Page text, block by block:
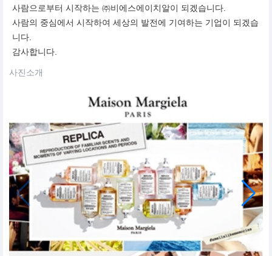
사람으로부터 시작하는 ㈜비에스에이치알이 되겠습니다.
사람의 중심에서 시작하여 세상의 발전에 기여하는 기업이 되겠습
니다.
감사합니다.
사진소개